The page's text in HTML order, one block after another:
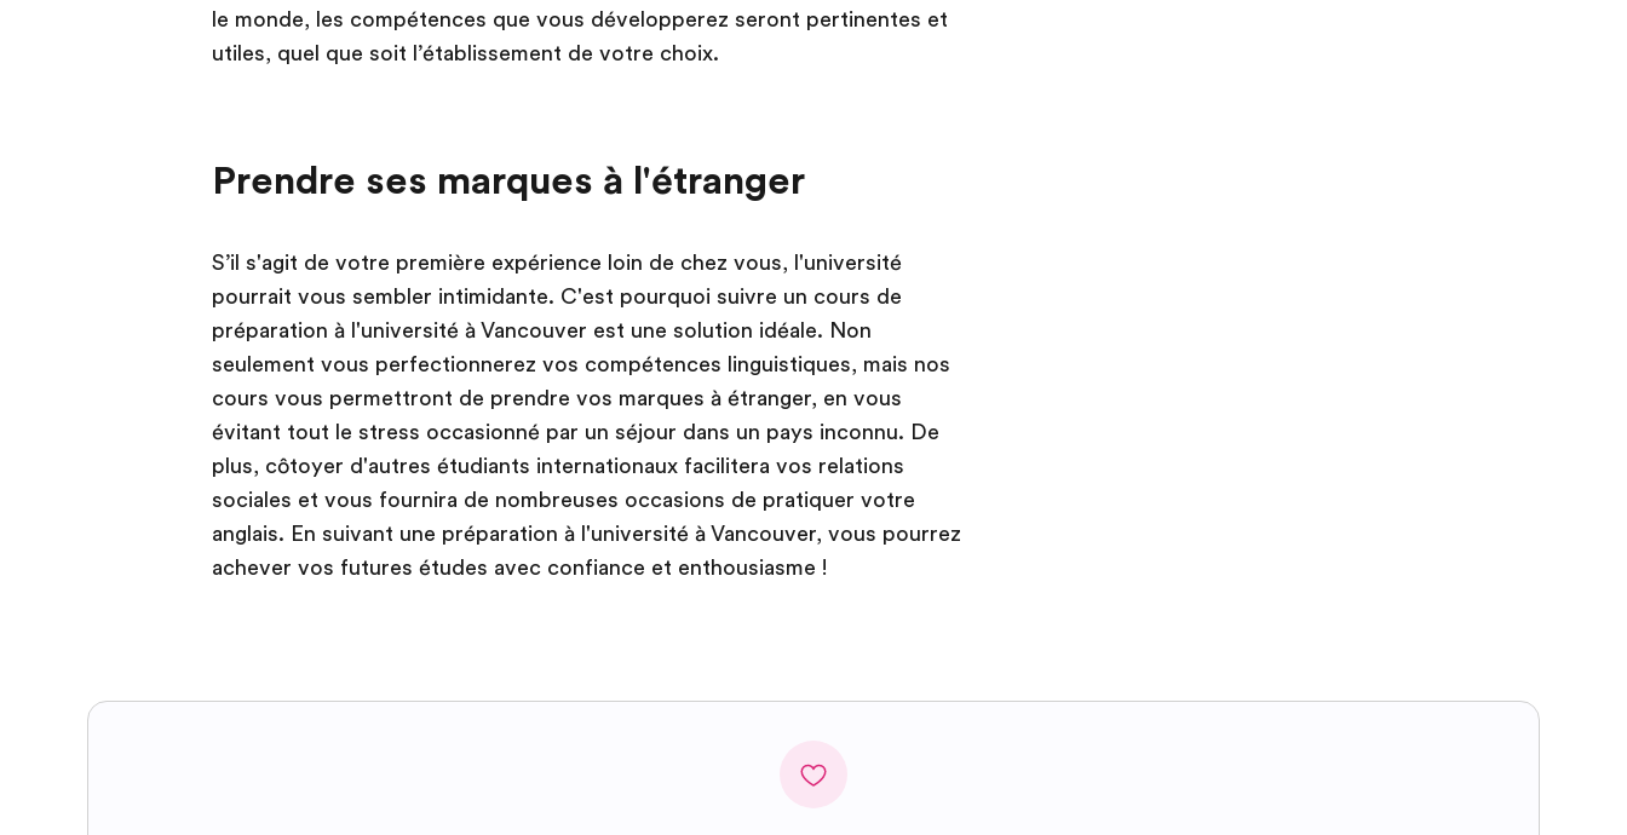
le monde, les compétences que vous développerez seront pertinentes et
utiles, quel que soit l’établissement de votre choix.
Prendre ses marques à l'étranger
S’il s'agit de votre première expérience loin de chez vous, l'université
pourrait vous sembler intimidante. C'est pourquoi suivre un cours de
préparation à l'université à Vancouver est une solution idéale. Non
seulement vous perfectionnerez vos compétences linguistiques, mais nos
cours vous permettront de prendre vos marques à étranger, en vous
évitant tout le stress occasionné par un séjour dans un pays inconnu. De
plus, côtoyer d'autres étudiants internationaux facilitera vos relations
sociales et vous fournira de nombreuses occasions de pratiquer votre
anglais. En suivant une préparation à l'université à Vancouver, vous pourrez
achever vos futures études avec confiance et enthousiasme !